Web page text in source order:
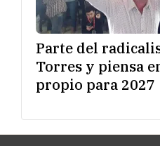
Parte del
Torres y piensa
propio para 2027